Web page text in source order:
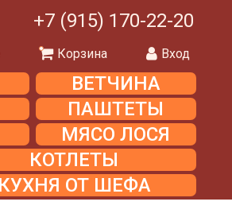
+7 (915) 170-22-20
Корзина Вход
ВЕТЧИНА
ПАШТЕТЫ
МЯСО ЛОСЯ
КОТЛЕТЫ
КУХНЯ ОТ ШЕФА